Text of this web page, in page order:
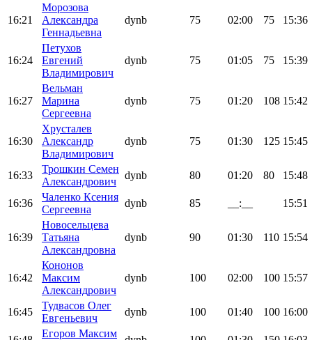
16:21
Морозова
Александра
Геннадьевна
dynb 75 02:00 75 15:36
16:24
Петухов
Евгений
Владимирович
dynb 75 01:05 75 15:39
16:27
Вельман
Марина
Сергеевна
dynb 75 01:20 108 15:42
16:30
Хрусталев
Александр
Владимирович
dynb 75 01:30 125 15:45
16:33
Трошкин Семен
Александрович
dynb 80 01:20 80 15:48
16:36
Чаленко Ксения
Сергеевна
dynb 85 __:__ 15:51
16:39
Новосельцева
Татьяна
Александровна
dynb 90 01:30 110 15:54
16:42
Кононов
Максим
Александрович
dynb 100 02:00 100 15:57
16:45
Тудвасов Олег
Евгеньевич
dynb 100 01:40 100 16:00
Егоров Максим